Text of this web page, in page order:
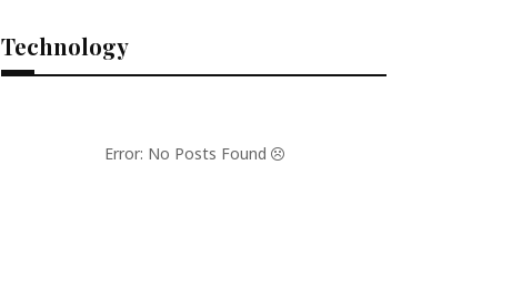
Technology
Error: No Posts Found